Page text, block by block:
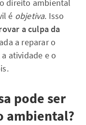
direito ambiental
é objetiva. Isso
a culpa da
a reparar o
atividade e o
pode ser
ambiental?